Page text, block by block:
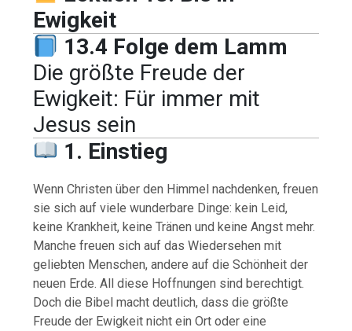
Ewigkeit
13.4 Folge dem Lamm
Die größte Freude der
Ewigkeit: Für immer mit
Jesus sein
1. Einstieg
Wenn Christen über den Himmel nachdenken, freuen
sie sich auf viele wunderbare Dinge: kein Leid,
keine Krankheit, keine Tränen und keine Angst mehr.
Manche freuen sich auf das Wiedersehen mit
geliebten Menschen, andere auf die Schönheit der
neuen Erde. All diese Hoffnungen sind berechtigt.
Doch die Bibel macht deutlich, dass die größte
Freude der Ewigkeit nicht ein Ort oder eine